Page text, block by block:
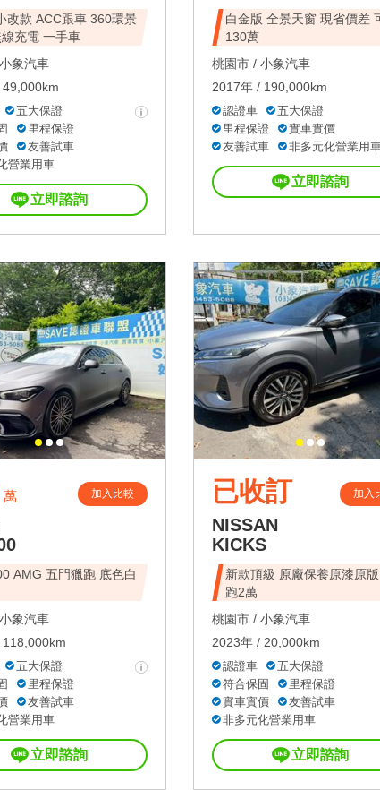
改款 ACC跟車 360環景
充電 一手車
小象汽車
五大保證
里程保證
友善試車
營業用車
立即諮詢
白金版 全景天窗 現省價差 可貸
130萬
桃園市 / 小象汽車
2017年 / 190,000km
認證車
五大保證
里程保證
實車實價
友善試車
非多元化營業用
立即諮詢
萬 加入比較
AMG 五門獵跑 底色白
小象汽車
五大保證
里程保證
友善試車
營業用車
立即諮詢
已收訂 加入
NISSAN
KICKS
新款頂級 原廠保養原漆原
跑2萬
桃園市 / 小象汽車
2023年 / 20,000km
認證車
五大保證
符合保固
里程保證
實車實價
友善試車
非多元化營業用車
立即諮詢